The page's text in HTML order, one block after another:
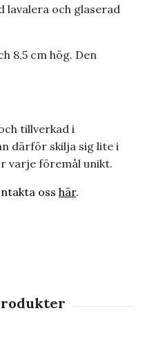
lavalera och glaserad
8,5 cm hög. Den
tillverkad i
därför skilja sig lite i
varje föremål unikt.
oss här.